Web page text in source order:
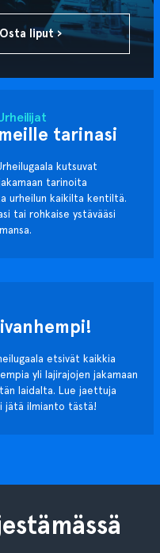
Osta liput ›
tarinasi
kutsuvat
tarinoita
urheilun kaikilta kentiltä.
tai rohkaise ystävääsi
etsivät kaikkia
yli lajirajojen jakamaan
laidalta. Lue jaettuja
jätä ilmianto tästä!